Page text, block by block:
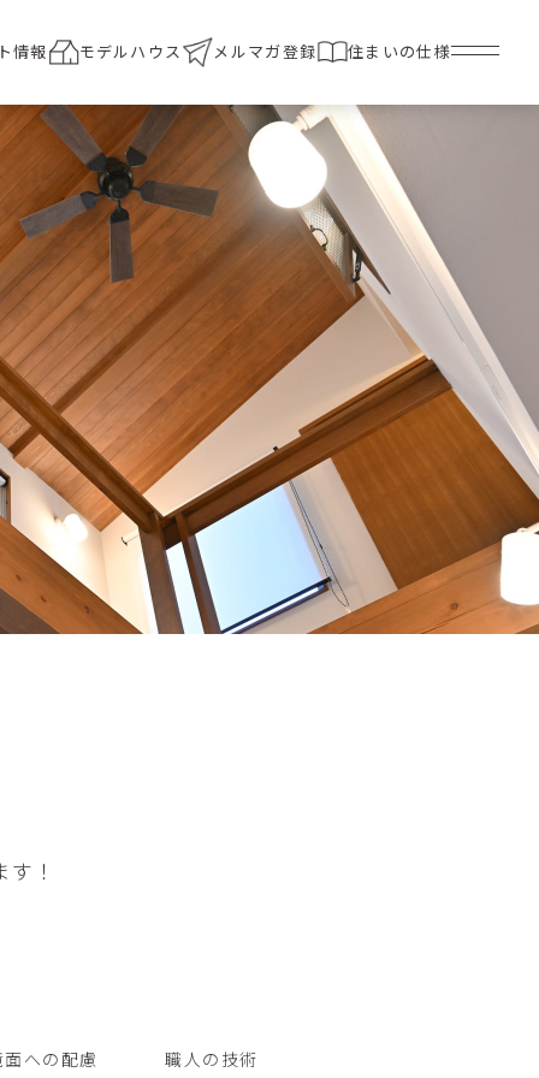
情報 モデルハウス メルマガ登録 住まいの仕様
！
への配慮 職人の技術